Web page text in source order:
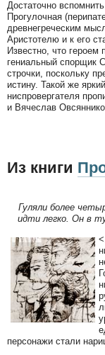
Достаточно
Прогулочная
древнегреческим
Аристотелю и к его
Известно, что героем
гениальный спорщик
строчки, поскольку
истину. Такой же
ниспровергателя
и Вячеслав
Из книги
Гуляли более
идти легко. Он в
персонажи стали